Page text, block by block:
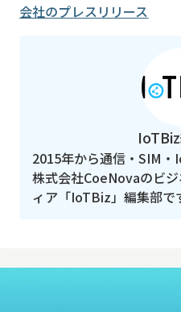
会社のプレスリリース
2015年から通信・SIM
株式会社CoeNovaのビ
ィア「IoTBiz」編集部で